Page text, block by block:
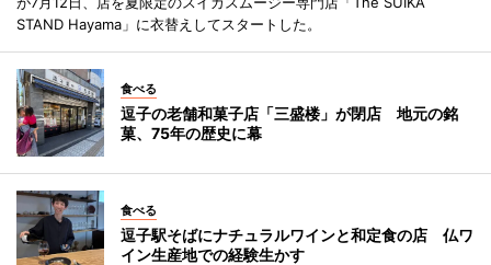
STAND Hayama」に衣替えしてスタートした。
食べる
逗子の老舗和菓子店「三盛楼」が閉店 地元の銘
菓、75年の歴史に幕
食べる
逗子駅そばにナチュラルワインと和定食の店 仏ワ
イン生産地での経験生かす